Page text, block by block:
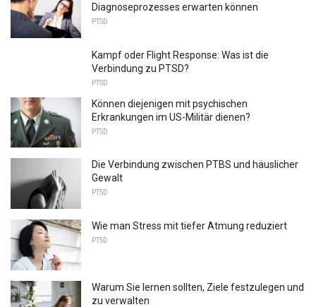
Diagnoseprozesses erwarten können
PTSD
Kampf oder Flight Response: Was ist die
Verbindung zu PTSD?
PTSD
Können diejenigen mit psychischen
Erkrankungen im US-Militär dienen?
PTSD
Die Verbindung zwischen PTBS und häuslicher
Gewalt
PTSD
Wie man Stress mit tiefer Atmung reduziert
PTSD
Warum Sie lernen sollten, Ziele festzulegen und
zu verwalten